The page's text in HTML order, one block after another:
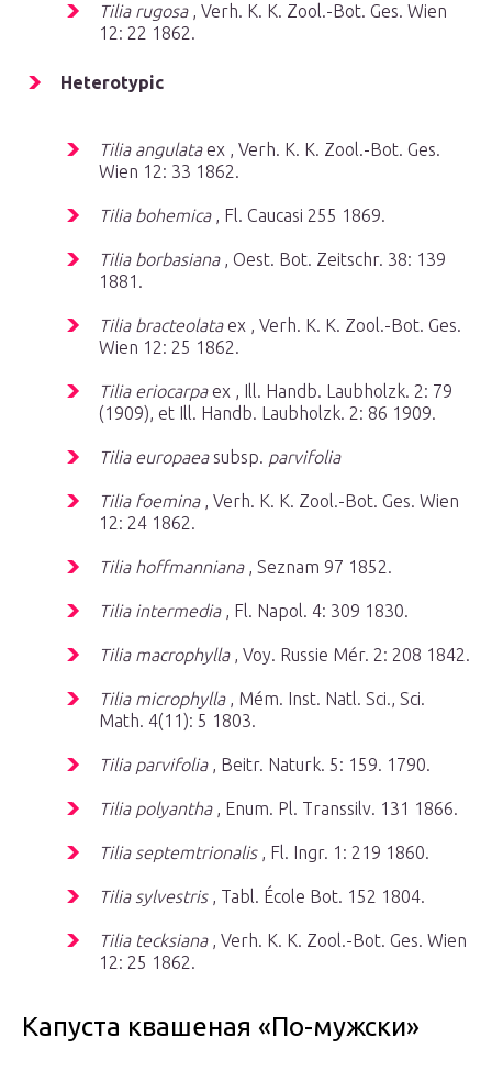
Tilia rugosa, Verh. K. K. Zool.-Bot. Ges. Wien
12: 22 1862.
Heterotypic
Tilia angulataex , Verh. K. K. Zool.-Bot. Ges.
Wien 12: 33 1862.
Tilia bohemica, Fl. Caucasi 255 1869.
Tilia borbasiana, Oest. Bot. Zeitschr. 38: 139
1881.
Tilia bracteolataex , Verh. K. K. Zool.-Bot. Ges.
Wien 12: 25 1862.
Tilia eriocarpaex , Ill. Handb. Laubholzk. 2: 79
(1909), et Ill. Handb. Laubholzk. 2: 86 1909.
Tilia europaeasubsp. parvifolia
Tilia foemina, Verh. K. K. Zool.-Bot. Ges. Wien
12: 24 1862.
Tilia hoffmanniana, Seznam 97 1852.
Tilia intermedia, Fl. Napol. 4: 309 1830.
Tilia macrophylla, Voy. Russie Mér. 2: 208 1842.
Tilia microphylla, Mém. Inst. Natl. Sci., Sci.
Math. 4(11): 5 1803.
Tilia parvifolia, Beitr. Naturk. 5: 159. 1790.
Tilia polyantha, Enum. Pl. Transsilv. 131 1866.
Tilia septemtrionalis, Fl. Ingr. 1: 219 1860.
Tilia sylvestris, Tabl. École Bot. 152 1804.
Tilia tecksiana, Verh. K. K. Zool.-Bot. Ges. Wien
12: 25 1862.
Капуста квашеная «По-мужски»